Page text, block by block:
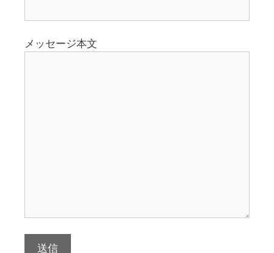
メッセージ本文